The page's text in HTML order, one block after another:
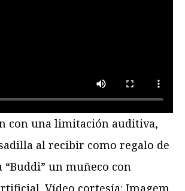
con una limitación auditiva,
al recibir como regalo de
“Buddi” un muñeco con
Vídeo cortesía: Imagem